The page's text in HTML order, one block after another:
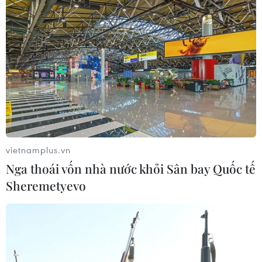
Cách các sân bay Mỹ rút ngắn thời
gian làm thủ tục
05/08/2026 07:17
Trung Quốc: Cảnh sát Hong Kong,
Macau triệt phá vụ lừa đảo đầu tư
Fun Coffee
05/08/2026 06:41
Afghanistan đối mặt khủng hoảng
lương thực nghiêm trọng do thiếu
vietnamplus.vn
Nga thoái vốn nhà nước khỏi Sân bay Quốc tế
Sheremetyevo